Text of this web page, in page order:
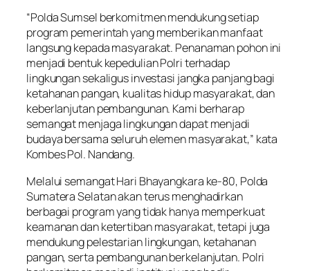
“Polda Sumsel berkomitmen mendukung setiap
program pemerintah yang memberikan manfaat
langsung kepada masyarakat. Penanaman pohon ini
menjadi bentuk kepedulian Polri terhadap
lingkungan sekaligus investasi jangka panjang bagi
ketahanan pangan, kualitas hidup masyarakat, dan
keberlanjutan pembangunan. Kami berharap
semangat menjaga lingkungan dapat menjadi
budaya bersama seluruh elemen masyarakat,” kata
Kombes Pol. Nandang.
Melalui semangat Hari Bhayangkara ke-80, Polda
Sumatera Selatan akan terus menghadirkan
berbagai program yang tidak hanya memperkuat
keamanan dan ketertiban masyarakat, tetapi juga
mendukung pelestarian lingkungan, ketahanan
pangan, serta pembangunan berkelanjutan. Polri